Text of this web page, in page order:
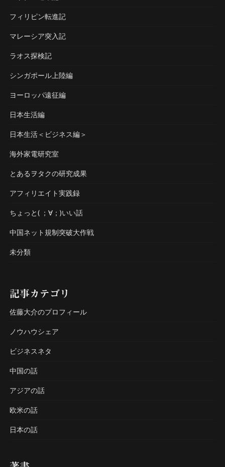
フィリピン転進記
マレーシア突入記
ラオス探検記
シンガポール上陸編
ヨーロッパ遠征編
日本生活編
日本生活＜ビジネス編＞
海外家電研究室
とあるヲタクの研究成果
アフィリエイト実践録
ちょっと( ；∀；)いい話
中国ネット規制突破大作戦
未分類
記事カテゴリ
佐藤大介のプロフィール
ノウハウシェア
ビジネスネタ
中国の話
アジアの話
欧米の話
日本の話